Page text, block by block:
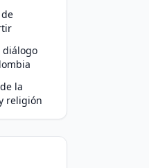
diálogo
la
religión